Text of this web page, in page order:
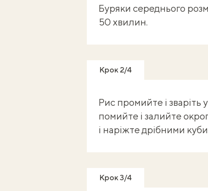
Буряки середнього
50 хвилин.
Крок 2/4
Рис промийте і зваріть
помийте і залийте
і наріжте дрібними
Крок 3/4